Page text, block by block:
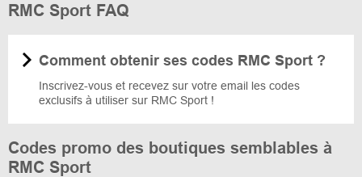
RMC Sport FAQ
Comment obtenir ses codes RMC Sport ?
Inscrivez-vous et recevez sur votre email les codes
exclusifs à utiliser sur RMC Sport !
Codes promo des boutiques semblables à
RMC Sport